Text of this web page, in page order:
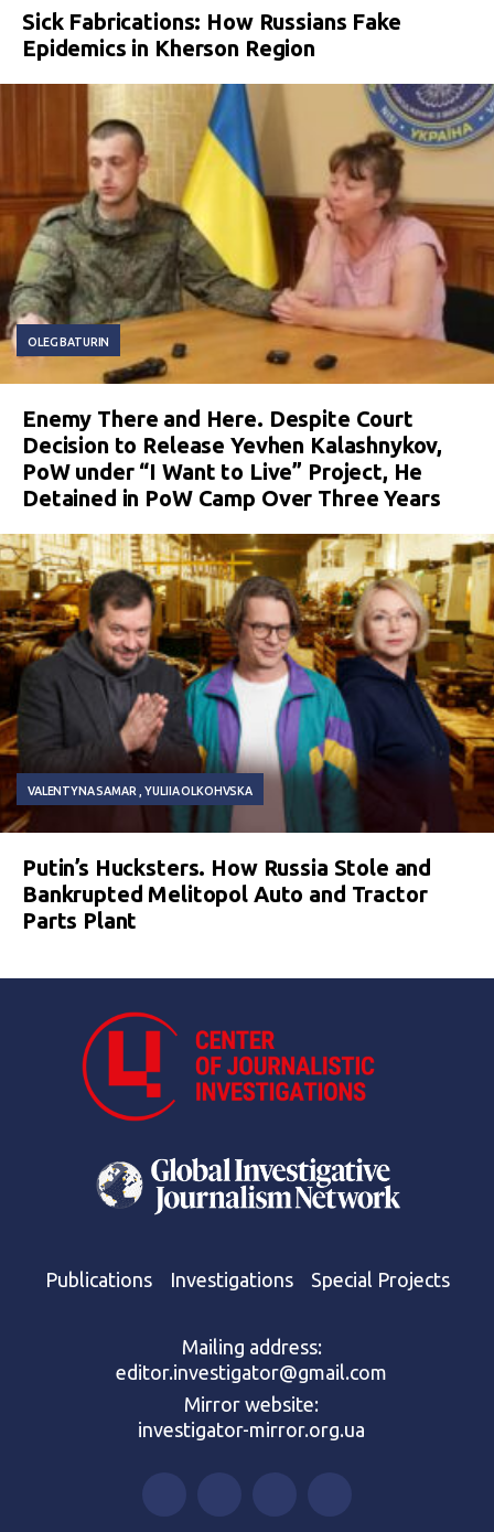
Sick Fabrications: How Russians Fake
Epidemics in Kherson Region
OLEG BATURIN
Enemy There and Here. Despite Court
Decision to Release Yevhen Kalashnykov,
PoW under “I Want to Live” Project, He
Detained in PoW Camp Over Three Years
VALENTYNA SAMAR YULIIA OLKOHVSKA
Putin’s Hucksters. How Russia Stole and
Bankrupted Melitopol Auto and Tractor
Parts Plant
Publications Investigations Special Projects
Mailing address:
editor.investigator@gmail.com
Mirror website:
investigator-mirror.org.ua